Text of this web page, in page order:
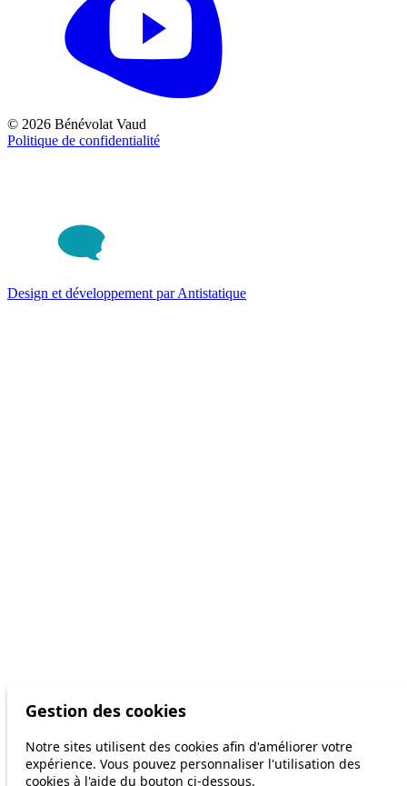
© 2026 Bénévolat Vaud
Politique de confidentialité
Design et développement par Antistatique
Gestion des cookies
Notre sites utilisent des cookies afin d'améliorer votre
expérience. Vous pouvez personnaliser l'utilisation des
cookies à l'aide du bouton ci-dessous.